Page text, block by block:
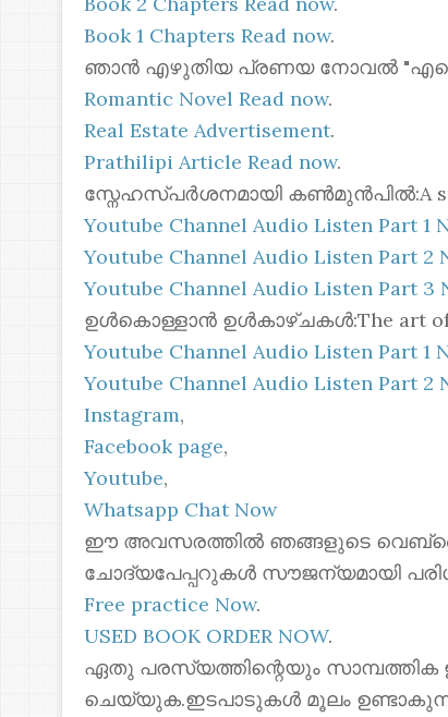
Book 1 Chapters Read now.
ഞാൻ എഴുതിയ പ്രണയ നോവൽ "എന്റെ
Romantic Novel Read now.
Real Estate Advertisement.
Prathilipi Article Read now.
സ്നേഹസ്പർശനമായി കൺമുൻപിൽ:A
Youtube Channel Audio Listen Part 1
Youtube Channel Audio Listen Part 2
Youtube Channel Audio Listen Part 3
ഉൾകൊള്ളാൻ ഉൾകാഴ്ചകൾ:The art of
Youtube Channel Audio Listen Part 1
Youtube Channel Audio Listen Part 2
Instagram,
Facebook page,
Youtube,
Whatsapp Chat Now
ഈ അവസരത്തിൽ ഞങ്ങളുടെ
ചോദ്യപേപ്പറുകൾ സൗജന്യമായി
Free practice Now.
USED BOOK ORDER NOW.
ഏതു പരസ്യത്തിന്റെയും സാമ്പത്തിക
ചെയ്യുക.ഇടപാടുകൾ മൂലം